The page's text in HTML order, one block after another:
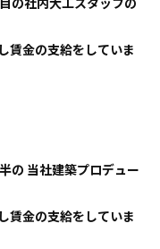
賃金の支給をしていま
の 当社建築プロデュー
賃金の支給をしていま